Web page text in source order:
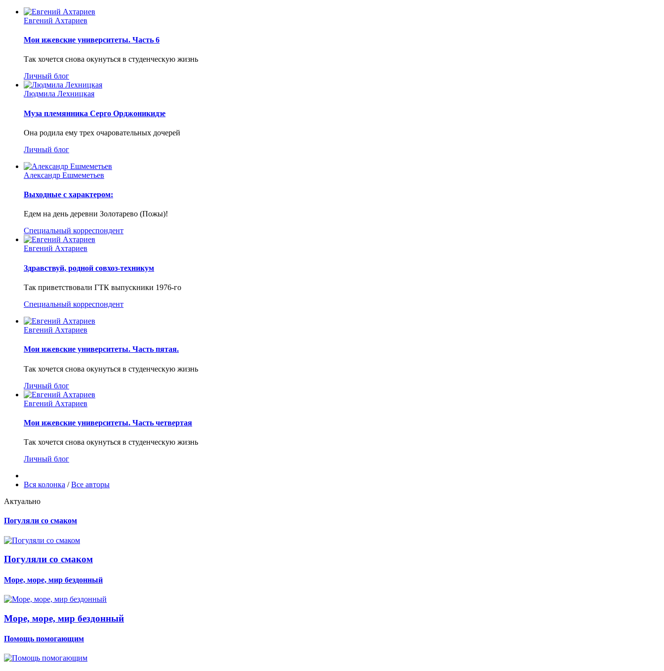
Евгений Ахтариев
Мои ижевские университеты. Часть 6
Так хочется снова окунуться в студенческую жизнь
Личный блог
Людмила Лехницкая
Муза племянника Серго Орджоникидзе
Она родила ему трех очаровательных дочерей
Личный блог
Александр Ешмеметьев
Выходные с характером:
Едем на день деревни Золотарево (Пожы)!
Специальный корреспондент
Евгений Ахтариев
Здравствуй, родной совхоз-техникум
Так приветствовали ГТК выпускники 1976-го
Специальный корреспондент
Евгений Ахтариев
Мои ижевские университеты. Часть пятая.
Так хочется снова окунуться в студенческую жизнь
Личный блог
Евгений Ахтариев
Мои ижевские университеты. Часть четвертая
Так хочется снова окунуться в студенческую жизнь
Личный блог
Вся колонка /Все авторы
Актуально
Погуляли со смаком
Погуляли со смаком
Море, море, мир бездонный
Море, море, мир бездонный
Помощь помогающим